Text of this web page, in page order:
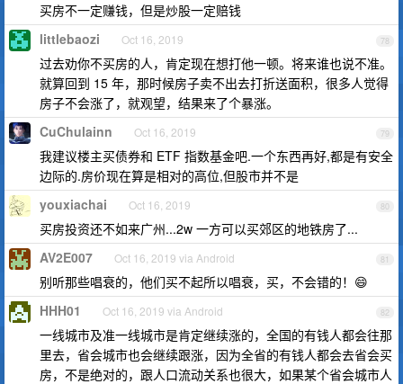
买房不一定赚钱，但是炒股一定赔钱
78
littlebaozi Oct 16, 2019
过去劝你不买房的人，肯定现在想打他一顿。将来谁也说不准。
就算回到 15 年，那时候房子卖不出去打折送面积，很多人觉得
房子不会涨了，就观望，结果来了个暴涨。
79
CuChulainn Oct 16, 2019
我建议楼主买债券和 ETF 指数基金吧.一个东西再好,都是有安全
边际的.房价现在算是相对的高位,但股市并不是
80
youxiachai Oct 16, 2019
买房投资还不如来广州...2w 一方可以买郊区的地铁房了...
81
AV2E007 Oct 16, 2019 via Android
别听那些唱衰的，他们买不起所以唱衰，买，不会错的！😄
82
HHH01 Oct 16, 2019 via Android
一线城市及准一线城市是肯定继续涨的，全国的有钱人都会往那
里去，省会城市也会继续跟涨，因为全省的有钱人都会去省会买
房，不是绝对的，跟人口流动关系也很大，如果某个省会城市人